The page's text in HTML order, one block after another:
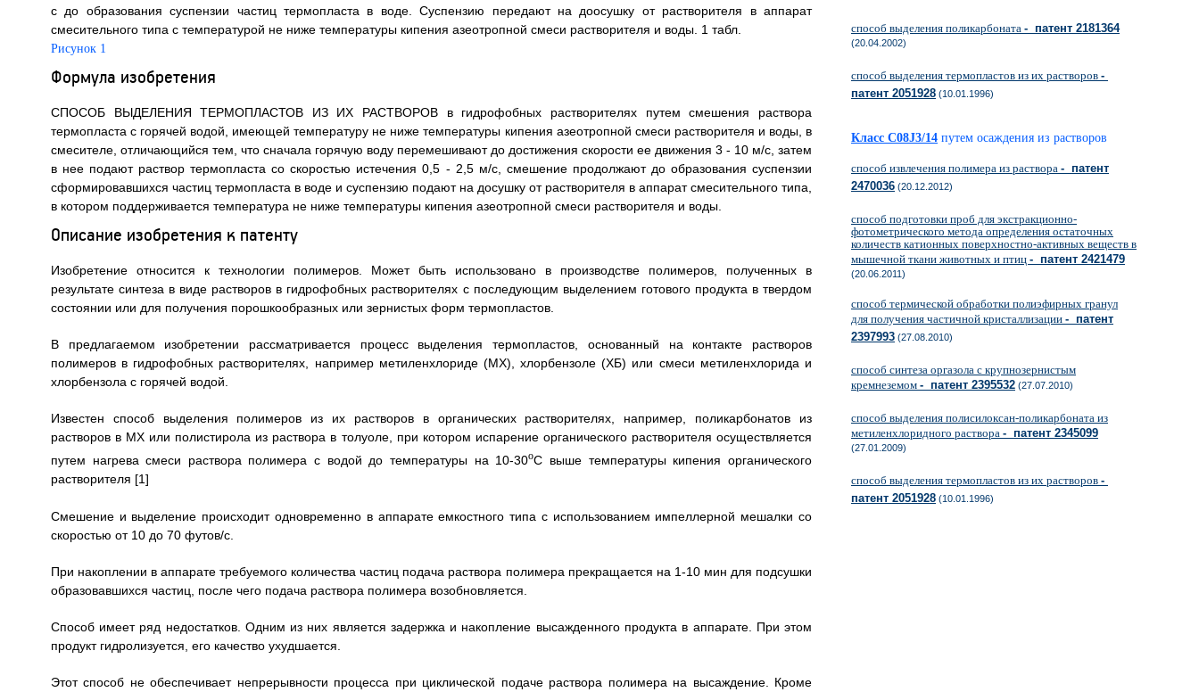
с до образования суспензии частиц термопласта в воде. Суспензию передают на доосушку от растворителя в аппарат
смесительного типа с температурой не ниже температуры кипения азеотропной смеси растворителя и воды. 1 табл.
Рисунок 1
Формула изобретения
СПОСОБ ВЫДЕЛЕНИЯ ТЕРМОПЛАСТОВ ИЗ ИХ РАСТВОРОВ в гидрофобных растворителях путем смешения раствора
термопласта с горячей водой, имеющей температуру не ниже температуры кипения азеотропной смеси растворителя и воды, в
смесителе, отличающийся тем, что сначала горячую воду перемешивают до достижения скорости ее движения 3 - 10 м/с, затем
в нее подают раствор термопласта со скоростью истечения 0,5 - 2,5 м/с, смешение продолжают до образования суспензии
сформировавшихся частиц термопласта в воде и суспензию подают на досушку от растворителя в аппарат смесительного типа,
в котором поддерживается температура не ниже температуры кипения азеотропной смеси растворителя и воды.
Описание изобретения к патенту
Изобретение относится к технологии полимеров. Может быть использовано в производстве полимеров, полученных в
результате синтеза в виде растворов в гидрофобных растворителях с последующим выделением готового продукта в твердом
состоянии или для получения порошкообразных или зернистых форм термопластов.
В предлагаемом изобретении рассматривается процесс выделения термопластов, основанный на контакте растворов
полимеров в гидрофобных растворителях, например метиленхлориде (МХ), хлорбензоле (ХБ) или смеси метиленхлорида и
хлорбензола с горячей водой.
Известен способ выделения полимеров из их растворов в органических растворителях, например, поликарбонатов из
растворов в МХ или полистирола из раствора в толуоле, при котором испарение органического растворителя осуществляется
путем нагрева смеси раствора полимера с водой до температуры на 10-30оС выше температуры кипения органического
растворителя [1]
Смешение и выделение происходит одновременно в аппарате емкостного типа с использованием импеллерной мешалки со
скоростью от 10 до 70 футов/с.
При накоплении в аппарате требуемого количества частиц подача раствора полимера прекращается на 1-10 мин для подсушки
образовавшихся частиц, после чего подача раствора полимера возобновляется.
Способ имеет ряд недостатков. Одним из них является задержка и накопление высажденного продукта в аппарате. При этом
продукт гидролизуется, его качество ухудшается.
Этот способ не обеспечивает непрерывности процесса при циклической подаче раствора полимера на высаждение. Кроме
способ выделения поликарбоната - патент 2181364
(20.04.2002)
способ выделения термопластов из их растворов -
патент 2051928 (10.01.1996)
Класс C08J3/14 путем осаждения из растворов
способ извлечения полимера из раствора - патент
2470036 (20.12.2012)
способ подготовки проб для экстракционно-
фотометрического метода определения остаточных
количеств катионных поверхностно-активных веществ в
мышечной ткани животных и птиц - патент 2421479
(20.06.2011)
способ термической обработки полиэфирных гранул
для получения частичной кристаллизации - патент
2397993 (27.08.2010)
способ синтеза оргазола с крупнозернистым
кремнеземом - патент 2395532 (27.07.2010)
способ выделения полисилоксан-поликарбоната из
метиленхлоридного раствора - патент 2345099
(27.01.2009)
способ выделения термопластов из их растворов -
патент 2051928 (10.01.1996)